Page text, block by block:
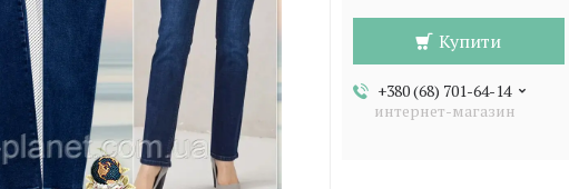
Купити
+380 (68) 701-64-14
интернет-магазин